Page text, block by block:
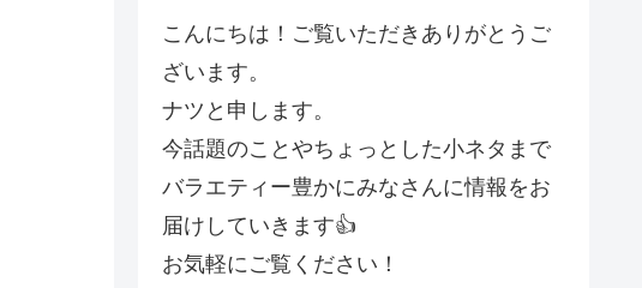
こんにちは！ご覧いただきありがとうご
ざいます。
ナツと申します。
今話題のことやちょっとした小ネタまで
バラエティー豊かにみなさんに情報をお
届けしていきます👍
お気軽にご覧ください！